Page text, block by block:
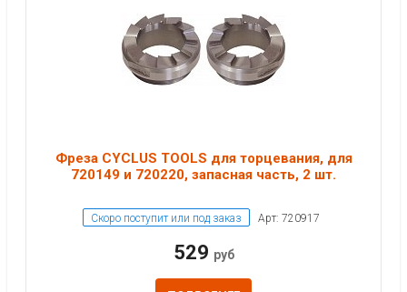
Фреза CYCLUS TOOLS для торцевания, для
720149 и 720220, запасная часть, 2 шт.
Скоро поступит или под заказ Арт: 720917
529 руб